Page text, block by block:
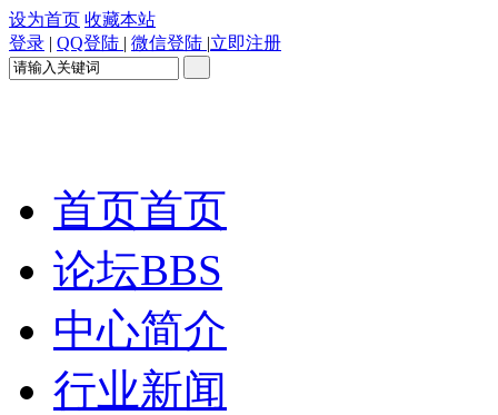
设为首页 收藏本站
登录 | QQ登陆 | 微信登陆 |立即注册
首页首页
论坛BBS
中心简介
行业新闻